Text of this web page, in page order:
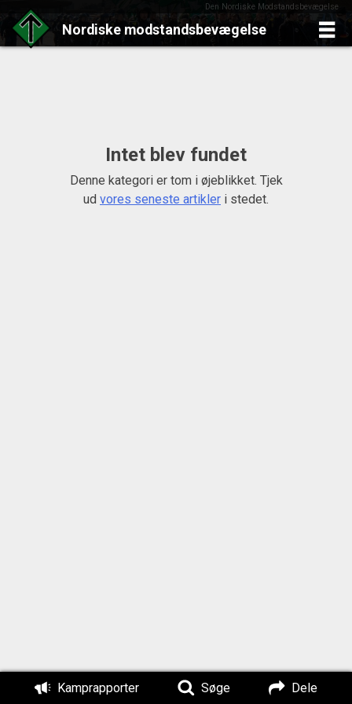
Den Nordiske Modstandsbevægelse
Nordiske modstandsbevægelse
Kamprapporter Søge Dele
Intet blev fundet
Denne kategori er tom i øjeblikket. Tjek
ud vores seneste artikler i stedet.